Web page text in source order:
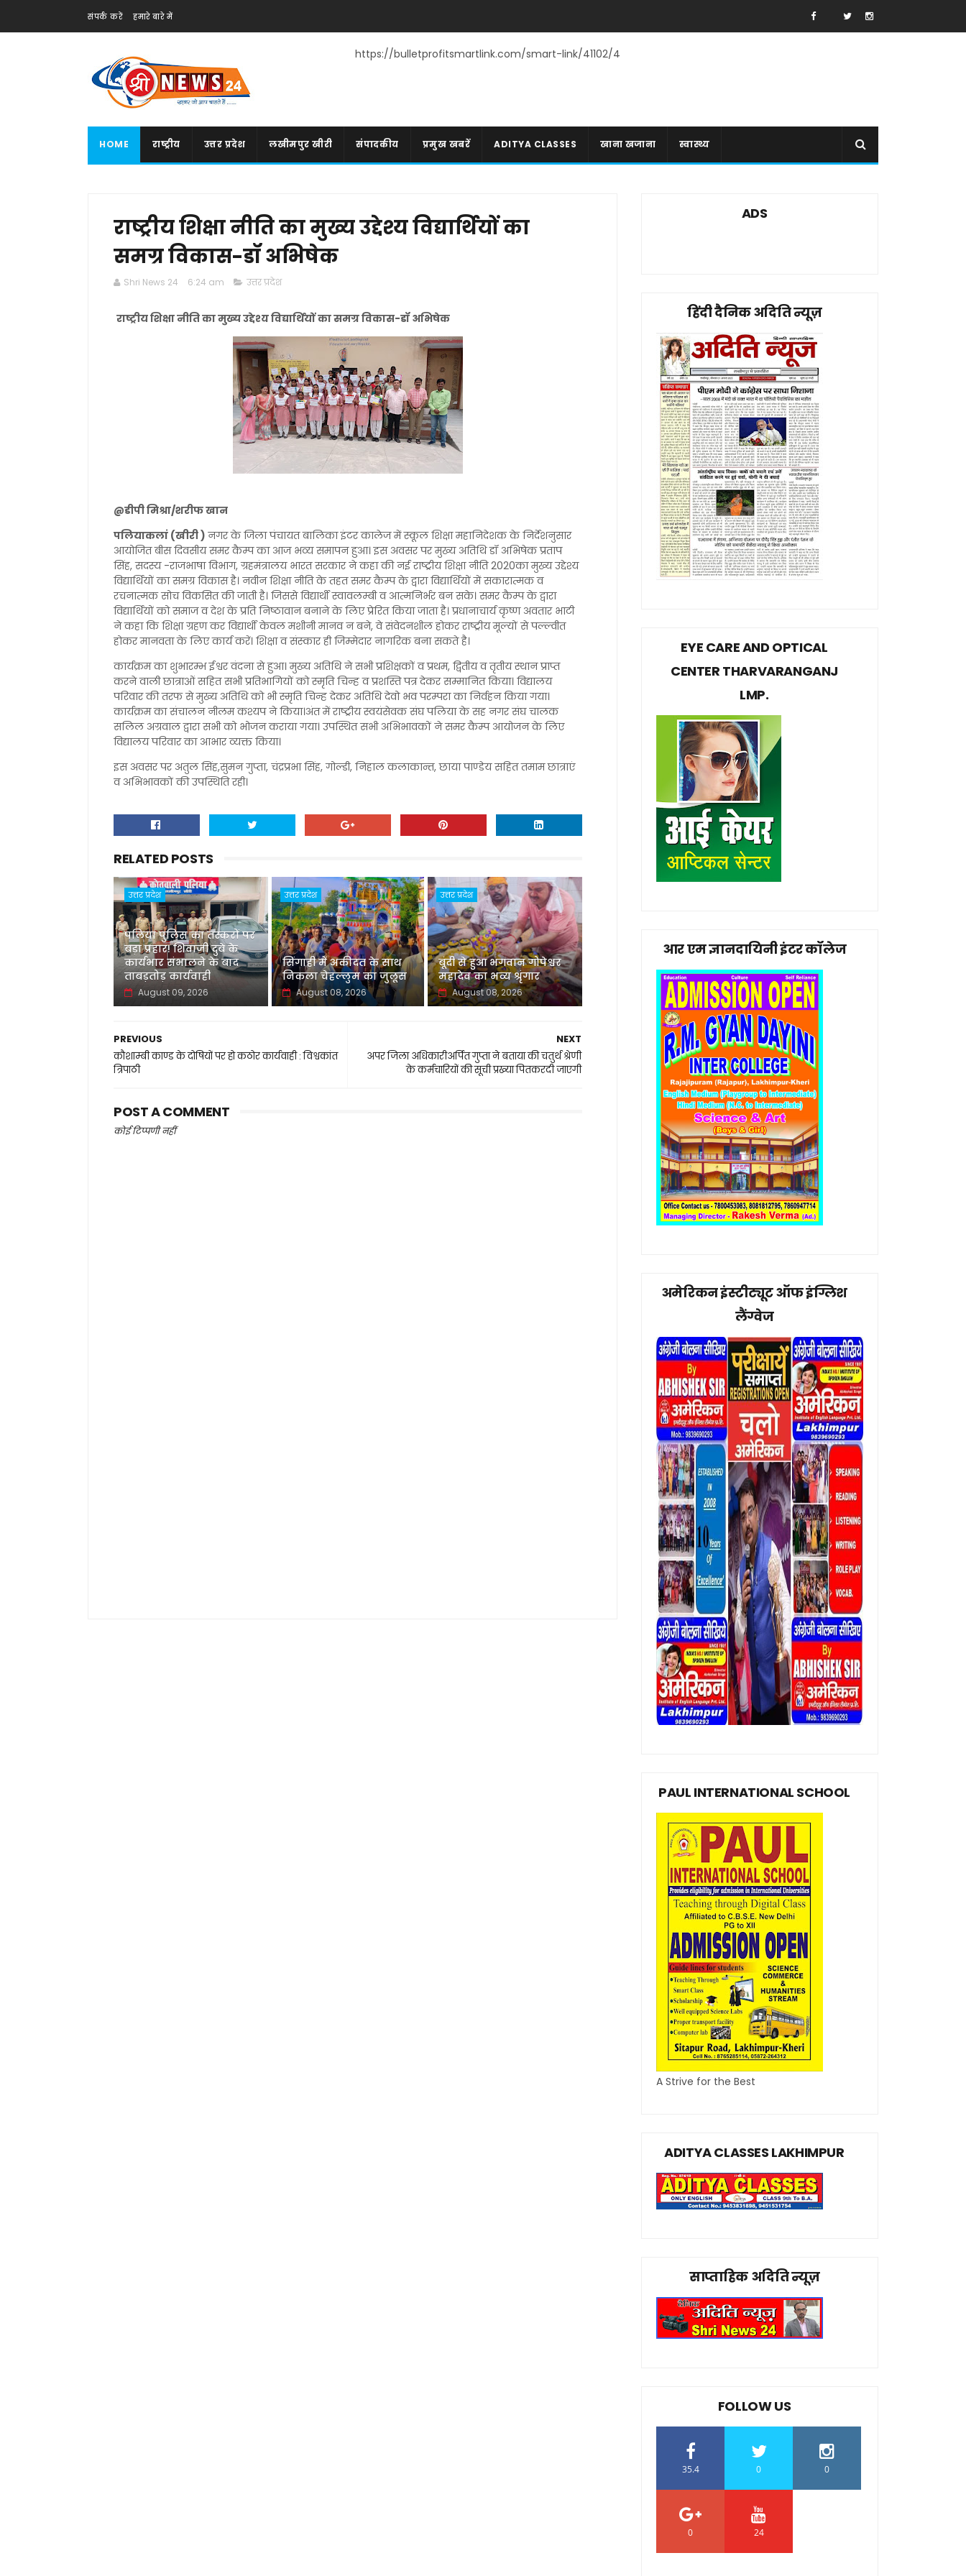
संपर्क करें हमारे बारे में
https://bulletprofitsmartlink.com/smart-link/41102/4
HOME राष्ट्रीय उत्तर प्रदेश लखीमपुर खीरी संपादकीय प्रमुख खबरें ADITYA CLASSES खाना खजाना स्वास्थ्य
राष्ट्रीय शिक्षा नीति का मुख्य उद्देश्य विद्यार्थियों का
समग्र विकास-डॉ अभिषेक
Shri News 24 6:24 am उत्तर प्रदेश
राष्ट्रीय शिक्षा नीति का मुख्य उद्देश्य विद्यार्थियों का समग्र विकास-डॉ अभिषेक
@डीपी मिश्रा/शरीफ खान
पलियाकलां (खीरी ) नगर के जिला पंचायत बालिका इंटर कालेज में स्कूल शिक्षा महानिदेशक के निर्देशनुसार
आयोजित बीस दिवसीय समर कैम्प का आज भव्य समापन हुआ। इस अवसर पर मुख्य अतिथि डॉ अभिषेक प्रताप
सिंह, सदस्य -राजभाषा विभाग, ग्रहमंत्रालय भारत सरकार ने कहा की नई राष्ट्रीय शिक्षा नीति 2020का मुख्य उद्देश्य
विद्यार्थियों का समग्र विकास है। नवीन शिक्षा नीति के तहत समर कैम्प के द्वारा विद्यार्थियों में सकारात्मक व
रचनात्मक सोच विकसित की जाती है। जिससे विद्यार्थी स्वावलम्बी व आत्मनिर्भर बन सके। समर कैम्प के द्वारा
विद्यार्थियों को समाज व देश के प्रति निष्ठावान बनाने के लिए प्रेरित किया जाता है। प्रधानाचार्य कृष्ण अवतार भाटी
ने कहा कि शिक्षा ग्रहण कर विद्यार्थी केवल मशीनी मानव न बने, वे संवेदनशील होकर राष्ट्रीय मूल्यों से पल्ल्वीत
होकर मानवता के लिए कार्य करें। शिक्षा व संस्कार ही जिम्मेदार नागरिक बना सकते है।
कार्यक्रम का शुभारम्भ ईश्वर वंदना से हुआ। मुख्य अतिथि ने सभी प्रशिक्षकों व प्रथम, द्वितीय व तृतीय स्थान प्राप्त
करने वाली छात्राओं सहित सभी प्रतिभागियों को स्मृति चिन्ह व प्रशस्ति पत्र देकर सम्मानित किया। विद्यालय
परिवार की तरफ से मुख्य अतिथि को भी स्मृति चिन्ह देकर अतिथि देवो भव परम्परा का निर्वहन किया गया।
कार्यक्रम का संचालन नीलम कश्यप ने किया।अंत में राष्ट्रीय स्वयंसेवक संघ पलिया के सह नगर संघ चालक
सलिल अग्रवाल द्वारा सभी को भोजन कराया गया। उपस्थित सभी अभिभावकों ने समर कैम्प आयोजन के लिए
विद्यालय परिवार का आभार व्यक्त किया।
इस अवसर पर अतुल सिंह,सुमन गुप्ता, चंद्रप्रभा सिंह, गोल्डी, निहाल कलाकान्त, छाया पाण्डेय सहित तमाम छात्राएं
व अभिभावकों की उपस्थिति रही।
RELATED POSTS
उत्तर प्रदेश
पलिया पुलिस का तस्करों पर
बड़ा प्रहार! शिवाजी दुबे के
कार्यभार संभालने के बाद
ताबड़तोड़ कार्यवाही
August 09, 2026
उत्तर प्रदेश
सिंगाही में अकीदत के साथ
निकला चेहल्लुम का जुलूस
August 08, 2026
उत्तर प्रदेश
बूंदी से हुआ भगवान गोपेश्वर
महादेव का भव्य श्रृंगार
August 08, 2026
NEXT
अपर जिला अधिकारीअर्पित गुप्ता ने बताया की चतुर्थ श्रेणी
के कर्मचारियों की सूची प्रख्या पितकरदी जाएगी
PREVIOUS
कौशाम्बी काण्ड के दोषियों पर हो कठोर कार्यवाही : विश्वकांत
त्रिपाठी
POST A COMMENT
कोई टिप्पणी नहीं
ADS
हिंदी दैनिक अदिति न्यूज़
EYE CARE AND OPTICAL
CENTER THARVARANGANJ
LMP.
आर एम ज्ञानदायिनी इंटर कॉलेज
अमेरिकन इंस्टीट्यूट ऑफ इंग्लिश
लैंग्वेज
PAUL INTERNATIONAL SCHOOL
A Strive for the Best
ADITYA CLASSES LAKHIMPUR
साप्ताहिक अदिति न्यूज़
FOLLOW US
35.4 0 0
0 24